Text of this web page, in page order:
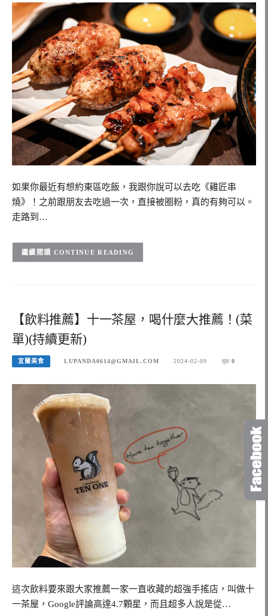
如果你最近有想約東區吃飯，我跟你說可以去吃《雞匠串
燒》！之前跟朋友去吃過一次，直接被圈粉，真的有夠可以。
走路到…
CONTINUE READING
【飲料推薦】十一茶屋，喝什麼大推薦！(菜
單)(持續更新)
宜蘭美食 LUPANDA0614@GMAIL.COM 2024-02-09 0
這次飲料要來跟大家推薦一家一直收藏的超強手搖店，叫做十
一茶屋，Google評論高達4.7顆星，而且超多人說是從…